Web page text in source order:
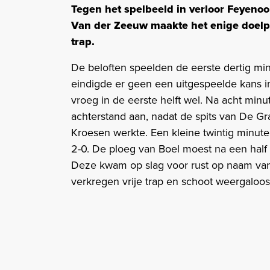
Tegen het spelbeeld in verloor
Van der Zeeuw maakte het enige
trap.
De beloften speelden de eerste dertig
eindigde er geen een uitgespeelde kans
vroeg in de eerste helft wel. Na acht
achterstand aan, nadat de spits van De
Kroesen werkte. Een kleine twintig
2-0. De ploeg van Boel moest na een
Deze kwam op slag voor rust op naam
verkregen vrije trap en schoot